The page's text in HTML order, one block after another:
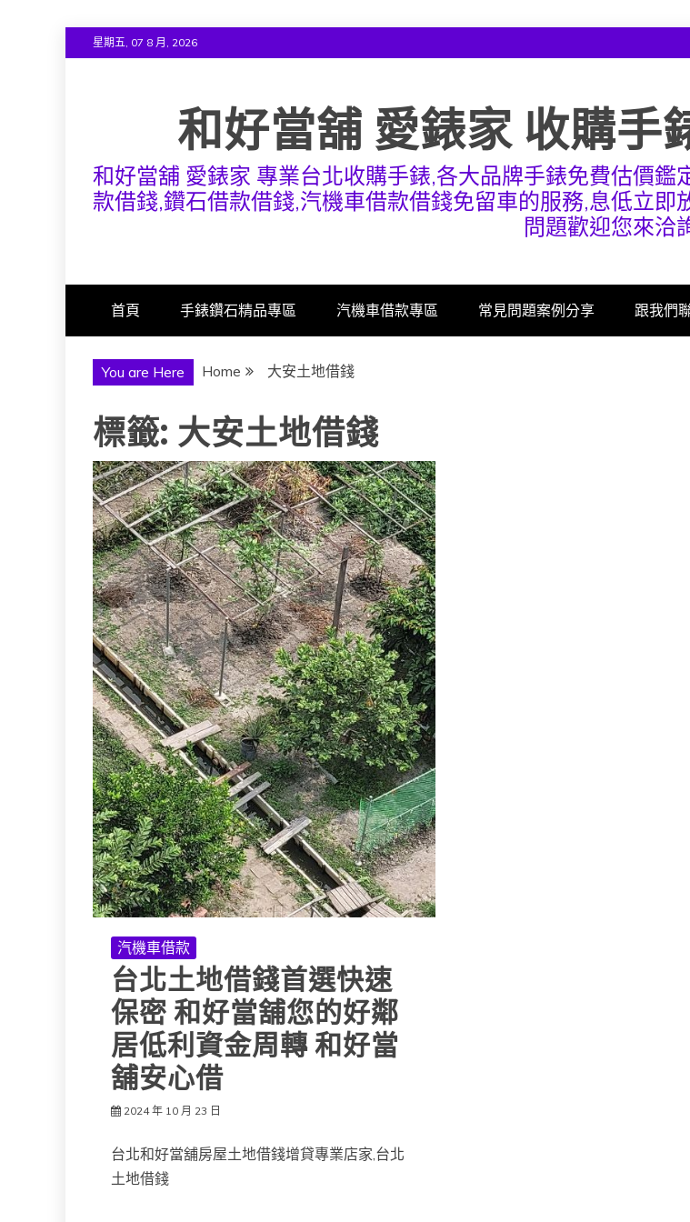
to
星期五, 07 8 月, 2026
和好當舖 愛錶家 收購手
和好當舖 愛錶家 專業台北收購手錶,各大品牌手錶免費估價
款借錢,鑽石借款借錢,汽機車借款借錢免留車的服務,息低立
問題歡迎您來洽
首頁 手錶鑽石精品專區 汽機車借款專區 常見問題案例分享 跟我們
You are Here Home 大安土地借錢
標籤: 大安土地借錢
汽機車借款
台北土地借錢首選快速
保密 和好當舖您的好鄰
居低利資金周轉 和好當
舖安心借
2024 年 10 月 23 日
台北和好當舖房屋土地借錢增貸專業店家,台北
土地借錢